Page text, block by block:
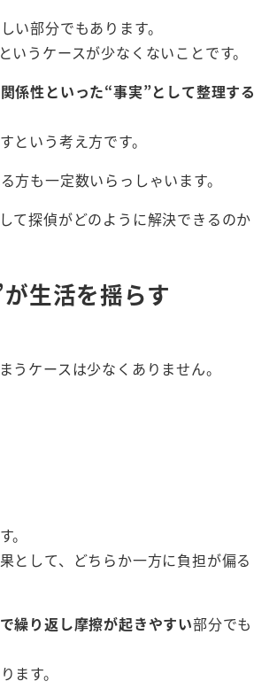
い部分でもあります。
うケースが少なくないことです。
係性といった“事実”として整理する
いう考え方です。
方も一定数いらっしゃいます。
て探偵がどのように解決できるのか
生活を揺らす
ケースは少なくありません。
として、どちらか一方に負担が偏る
繰り返し摩擦が起きやすい部分でも
ます。